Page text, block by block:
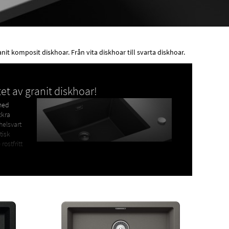
komposit diskhoar. Från vita diskhoar till svarta diskhoar.
av granit diskhoar!
rostfritt